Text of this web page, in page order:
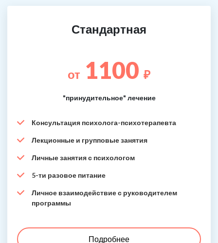
Стандартная
от 1100 ₽
"принудительное" лечение
Консультация психолога-психотерапевта
Лекционные и групповые занятия
Личные занятия с психологом
5-ти разовое питание
Личное взаимодействие с руководителем
программы
Подробнее